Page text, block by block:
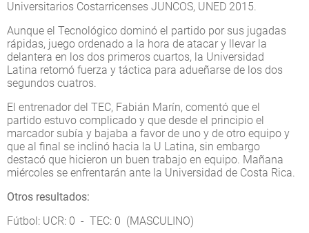
Universitarios Costarricenses JUNCOS, UNED 2015.
Aunque el Tecnológico dominó el partido por sus jugadas
rápidas, juego ordenado a la hora de atacar y llevar la
delantera en los dos primeros cuartos, la Universidad
Latina retomó fuerza y táctica para adueñarse de los dos
segundos cuatros.
El entrenador del TEC, Fabián Marín, comentó que el
partido estuvo complicado y que desde el principio el
marcador subía y bajaba a favor de uno y de otro equipo y
que al final se inclinó hacia la U Latina, sin embargo
destacó que hicieron un buen trabajo en equipo. Mañana
miércoles se enfrentarán ante la Universidad de Costa Rica.
Otros resultados:
Fútbol: UCR: 0 - TEC: 0 (MASCULINO)